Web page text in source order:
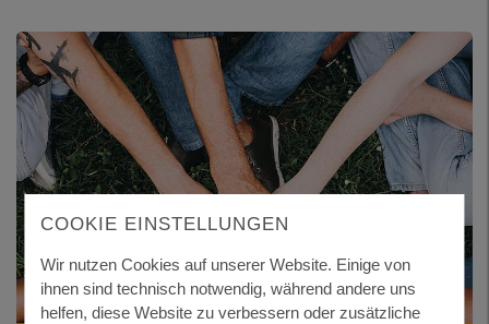
COOKIE EINSTELLUNGEN
Wir nutzen Cookies auf unserer Website. Einige von
ihnen sind technisch notwendig, während andere uns
helfen, diese Website zu verbessern oder zusätzliche